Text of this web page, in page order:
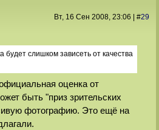
Вт, 16 Сен 2008, 23:06 #29
будет слишком зависеть от качества
оценка от
быть "приз зрительских
фотографию. Это ещё на